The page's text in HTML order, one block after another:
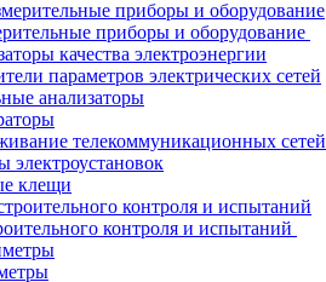
приборы и оборудование
качества электроэнергии
параметров электрических сетей
анализаторы
телекоммуникационных сетей
электроустановок
клещи
контроля и испытаний